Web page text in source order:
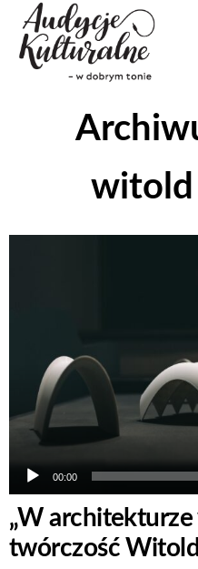
witold
00:00
„W
twórczość